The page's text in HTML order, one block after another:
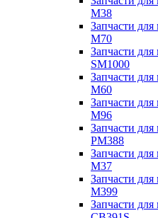
M38
Запчасти
M70
Запчасти
SM1000
Запчасти
M60
Запчасти
M96
Запчасти
PM388
Запчасти
M37
Запчасти
M399
Запчасти